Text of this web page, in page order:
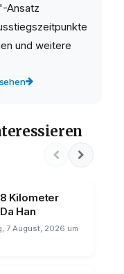
Ansatz
und weitere
Kilometer
Han
7 August, 2026 um